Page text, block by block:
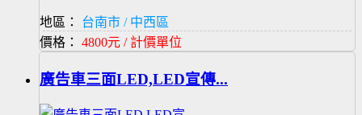
地區：
台南市 / 中西區
價格： 4800元 / 計價單位
廣告車三面LED,LED宣傳...